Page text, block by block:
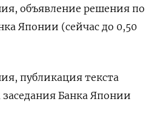
объявление решения по
Японии (сейчас до 0,50
публикация текста
Банка Японии